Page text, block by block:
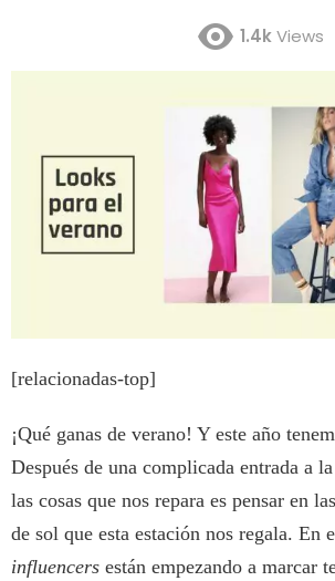
1.4kViews
[relacionadas-top]
¡Qué ganas de verano! Y este año
Después de una complicada entrada a
las cosas que nos repara es pensar en
de sol que esta estación nos regala. En
influencers están empezando a marcar